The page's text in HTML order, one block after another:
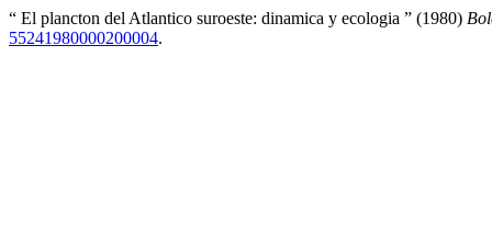
“ El plancton del Atlantico suroeste: dinamica y ecologia ” (1980)
55241980000200004.